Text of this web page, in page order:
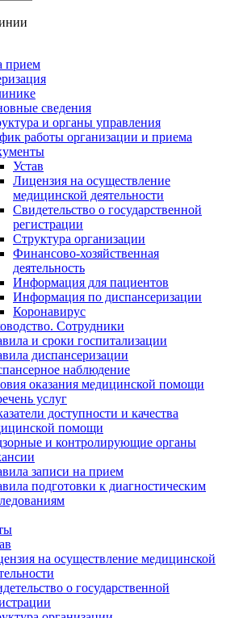
прием
сведения
и органы управления
работы организации и приема
Устав
Лицензия на осуществление
медицинской деятельности
Свидетельство о государственной
регистрации
Структура организации
Финансово-хозяйственная
деятельность
Информация для пациентов
Информация по диспансеризации
Коронавирус
Сотрудники
и сроки госпитализации
диспансеризации
наблюдение
оказания медицинской помощи
услуг
доступности и качества
помощи
и контролирующие органы
записи на прием
подготовки к диагностическим
на осуществление медицинской
о государственной